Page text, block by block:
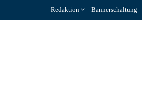
Redaktion Bannerschaltung